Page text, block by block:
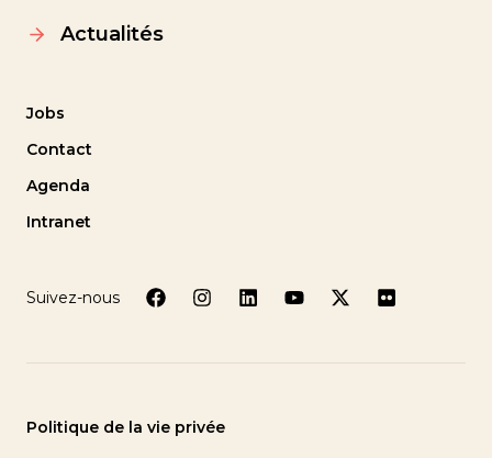
Actualités
Jobs
Contact
Agenda
Intranet
Suivez-nous
Politique de la vie privée